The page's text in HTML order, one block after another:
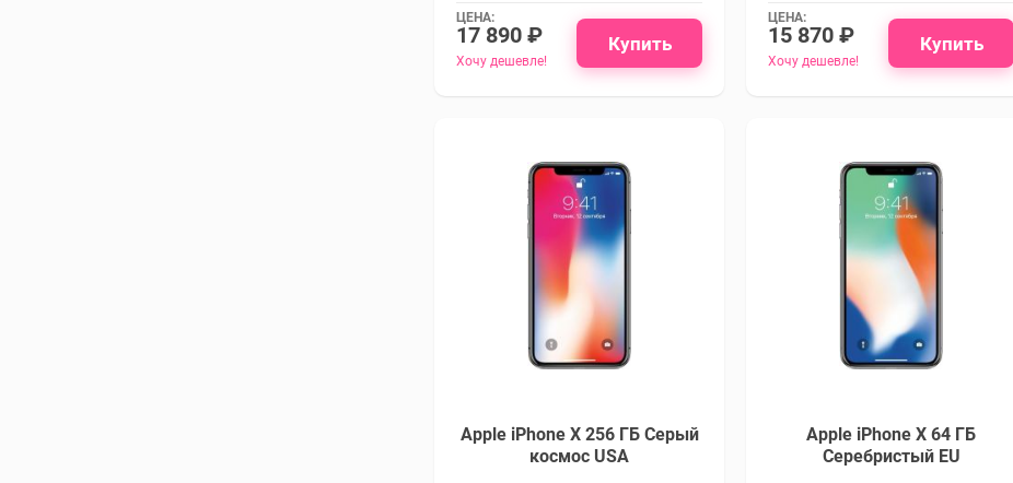
ЦЕНА:
17 890 ₽
Хочу дешевле!
Купить
ЦЕНА:
15 870 ₽
Хочу дешевле!
Купить
Apple iPhone X 256 ГБ Серый
космос USA
Apple iPhone X 64 ГБ
Серебристый EU